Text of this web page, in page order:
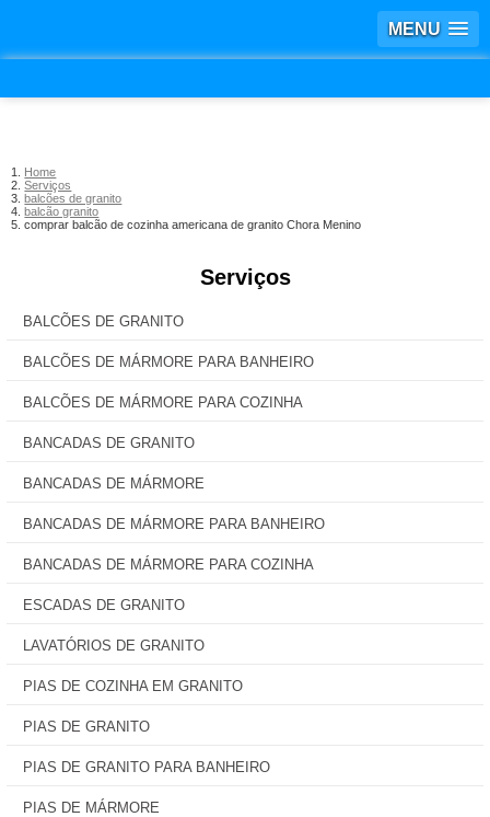
MENU
Home
Serviços
balcões de granito
balcão granito
comprar balcão de cozinha americana de granito Chora Menino
Serviços
BALCÕES DE GRANITO
BALCÕES DE MÁRMORE PARA BANHEIRO
BALCÕES DE MÁRMORE PARA COZINHA
BANCADAS DE GRANITO
BANCADAS DE MÁRMORE
BANCADAS DE MÁRMORE PARA BANHEIRO
BANCADAS DE MÁRMORE PARA COZINHA
ESCADAS DE GRANITO
LAVATÓRIOS DE GRANITO
PIAS DE COZINHA EM GRANITO
PIAS DE GRANITO
PIAS DE GRANITO PARA BANHEIRO
PIAS DE MÁRMORE